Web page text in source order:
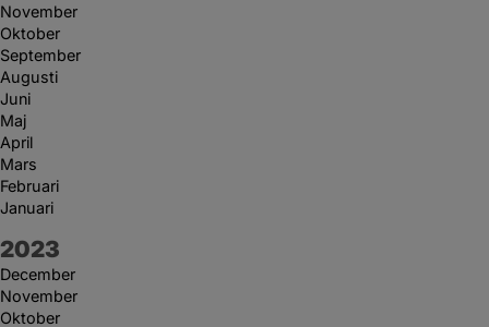
November
Oktober
September
Augusti
Juni
Maj
April
Mars
Februari
Januari
År:
2023
December
November
Oktober